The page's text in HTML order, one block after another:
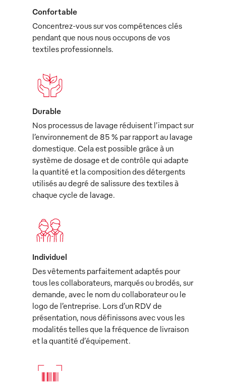
Confortable
Concentrez-vous sur vos compétences clés
pendant que nous nous occupons de vos
textiles professionnels.
Durable
Nos processus de lavage réduisent l’impact sur
l’environnement de 85 % par rapport au lavage
domestique. Cela est possible grâce à un
système de dosage et de contrôle qui adapte
la quantité et la composition des détergents
utilisés au degré de salissure des textiles à
chaque cycle de lavage.
Individuel
Des vêtements parfaitement adaptés pour
tous les collaborateurs, marqués ou brodés, sur
demande, avec le nom du collaborateur ou le
logo de l’entreprise. Lors d’un RDV de
présentation, nous définissons avec vous les
modalités telles que la fréquence de livraison
et la quantité d’équipement.